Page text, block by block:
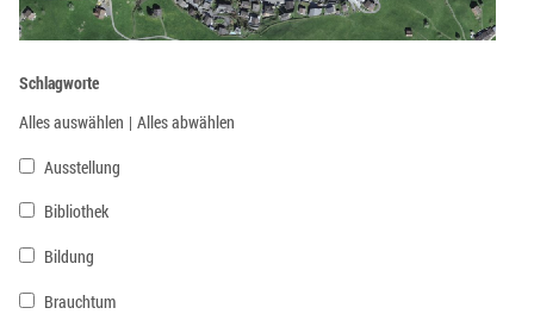
Schlagworte
Alles auswählen | Alles abwählen
Ausstellung
Bibliothek
Bildung
Brauchtum